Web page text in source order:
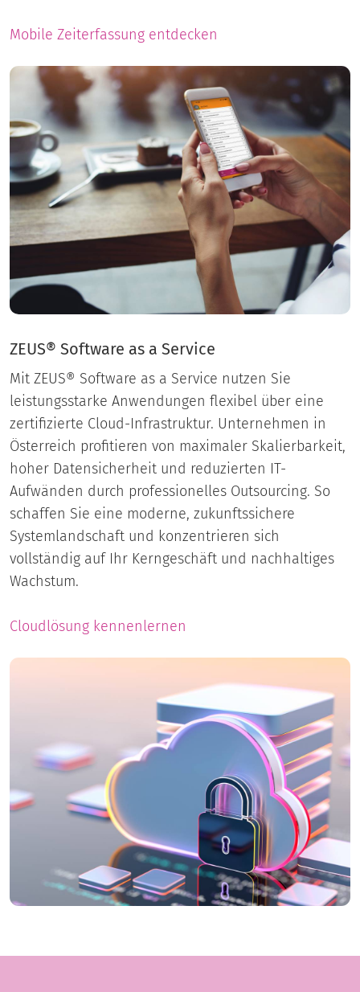
Mobile Zeiterfassung entdecken
ZEUS® Software as a Service
Mit ZEUS® Software as a Service nutzen Sie
leistungsstarke Anwendungen flexibel über eine
zertifizierte Cloud-Infrastruktur. Unternehmen in
Österreich profitieren von maximaler Skalierbarkeit,
hoher Datensicherheit und reduzierten IT-
Aufwänden durch professionelles Outsourcing. So
schaffen Sie eine moderne, zukunftssichere
Systemlandschaft und konzentrieren sich
vollständig auf Ihr Kerngeschäft und nachhaltiges
Wachstum.
Cloudlösung kennenlernen